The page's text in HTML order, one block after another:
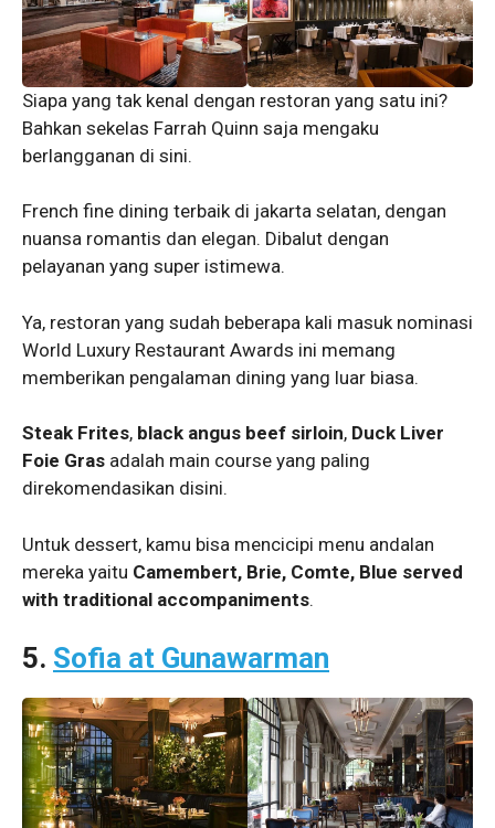
Siapa yang tak kenal dengan restoran yang satu ini?
Bahkan sekelas Farrah Quinn saja mengaku
berlangganan di sini.
French fine dining terbaik di jakarta selatan, dengan
nuansa romantis dan elegan. Dibalut dengan
pelayanan yang super istimewa.
Ya, restoran yang sudah beberapa kali masuk nominasi
World Luxury Restaurant Awards ini memang
memberikan pengalaman dining yang luar biasa.
Steak Frites, black angus beef sirloin, Duck Liver
Foie Gras adalah main course yang paling
direkomendasikan disini.
Untuk dessert, kamu bisa mencicipi menu andalan
mereka yaitu Camembert, Brie, Comte, Blue served
with traditional accompaniments.
5. Sofia at Gunawarman